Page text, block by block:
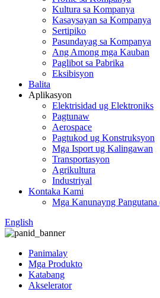
Kultura sa Kompanya
Kasaysayan sa Kompanya
Sertipiko
Pasundayag sa Kompanya
Ang Among mga Kauban
Paglibot sa Pabrika
Eksibisyon
Balita
Aplikasyon
Elektrisidad ug Elektroniks
Pagtunaw
Aerospace
Pagtukod ug Konstruksyon
Mga Isport ug Kalingawan
Transportasyon
Agrikultura
Industriyal
Kontaka Kami
Mga Kanunayng
English
Panimalay
Mga Produkto
Katabang
Akselerator